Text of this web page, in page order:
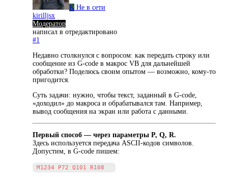
K Не в сети
kirilljsx
Модератор
написал в отредактировано
#1
Недавно столкнулся с вопросом: как передать строку или
сообщение из G-code в макрос VB для дальнейшей
обработки? Поделюсь своим опытом — возможно, кому-то
пригодится.
Суть задачи: нужно, чтобы текст, заданный в G-code,
«доходил» до макроса и обрабатывался там. Например,
вывод сообщения на экран или работа с данными.
Первый способ — через параметры P, Q, R.
Здесь используется передача ASCII-кодов символов.
Допустим, в G-code пишем: